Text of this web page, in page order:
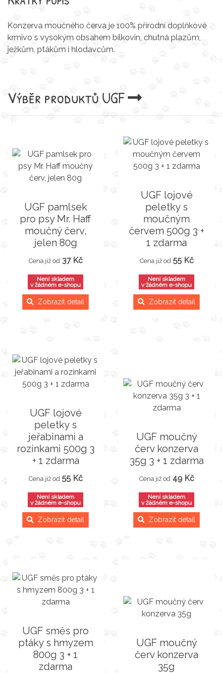
Konzerva moučného červa je 100% přírodní doplňkové
krmivo s vysokým obsahem bílkovin, chutná plazům,
ježkům, ptákům i hlodavcům.
Výběr produktů UGF
UGF pamlsek
pro psy Mr. Haff
moučný červ,
jelen 80g
Cena již od 37 Kč
Není skladem
v žádném e-shopu
Zobrazit detail
UGF lojové
peletky s
moučným
červem 500g 3 +
1 zdarma
Cena již od 55 Kč
Není skladem
v žádném e-shopu
Zobrazit detail
UGF lojové
peletky s
jeřabinami a
rozinkami 500g 3
+ 1 zdarma
Cena již od 55 Kč
Není skladem
v žádném e-shopu
Zobrazit detail
UGF moučný
červ konzerva
35g 3 + 1 zdarma
Cena již od 49 Kč
Není skladem
v žádném e-shopu
Zobrazit detail
UGF směs pro
ptáky s hmyzem
800g 3 + 1
zdarma
UGF moučný
červ konzerva
35g